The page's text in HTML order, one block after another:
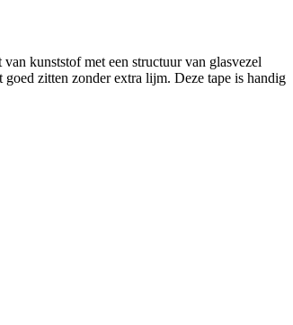
kunststof met een structuur van glasvezel
zitten zonder extra lijm. Deze tape is handig